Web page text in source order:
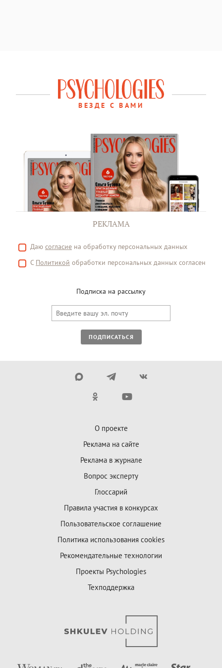
ВЕЗДЕ С ВАМИ
РЕКЛАМА
Даю согласие на обработку персональных данных
С Политикой обработки персональных данных согласен
Подписка на рассылку
ПОДПИСАТЬСЯ
О проекте
Реклама на сайте
Реклама в журнале
Вопрос эксперту
Глоссарий
Правила участия в конкурсах
Пользовательское соглашение
Политика использования cookies
Рекомендательные технологии
Проекты Psychologies
Техподдержка